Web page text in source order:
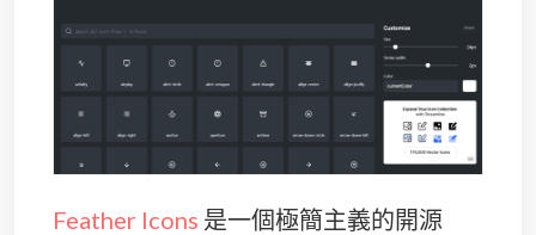
Feather Icons 是一個極簡主義的開源